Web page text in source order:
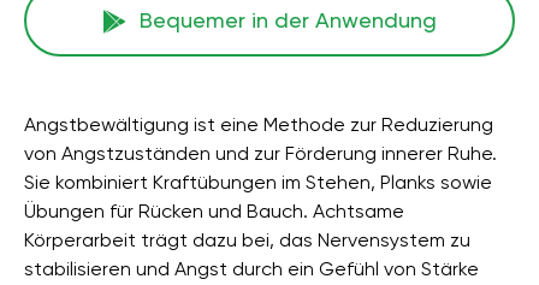
Bequemer in der Anwendung
Angstbewältigung ist eine Methode zur Reduzierung
von Angstzuständen und zur Förderung innerer Ruhe.
Sie kombiniert Kraftübungen im Stehen, Planks sowie
Übungen für Rücken und Bauch. Achtsame
Körperarbeit trägt dazu bei, das Nervensystem zu
stabilisieren und Angst durch ein Gefühl von Stärke